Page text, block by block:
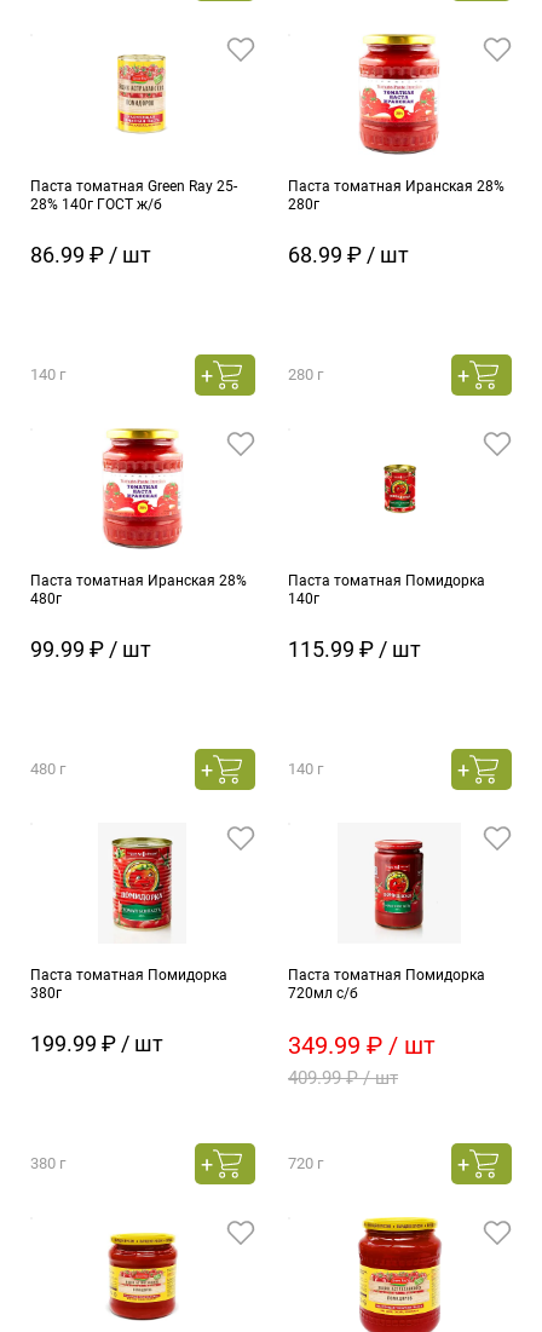
Паста томатная Green Ray 25-
28% 140г ГОСТ ж/б
86.99 ₽ / шт
140 г
Паста томатная Иранская 28%
280г
68.99 ₽ / шт
280 г
Паста томатная Иранская 28%
480г
99.99 ₽ / шт
480 г
Паста томатная Помидорка
140г
115.99 ₽ / шт
140 г
Паста томатная Помидорка
380г
199.99 ₽ / шт
380 г
Паста томатная Помидорка
720мл с/б
349.99 ₽ / шт
409.99 ₽ / шт
720 г